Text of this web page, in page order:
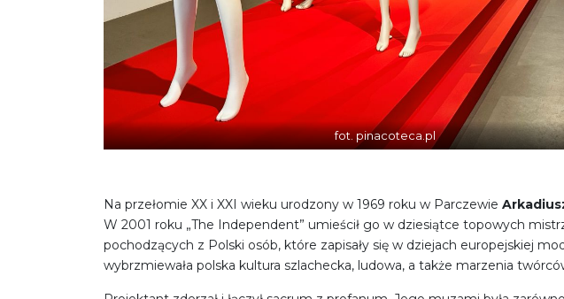
fot. pinacoteca.pl
Na przełomie XX i XXI wieku urodzony w 1969 roku w Parczewie
W 2001 roku „The Independent” umieścił go w dziesiątce topowych
pochodzących z Polski osób, które zapisały się w dziejach europejskiej
wybrzmiewała polska kultura szlachecka, ludowa, a także marzenia